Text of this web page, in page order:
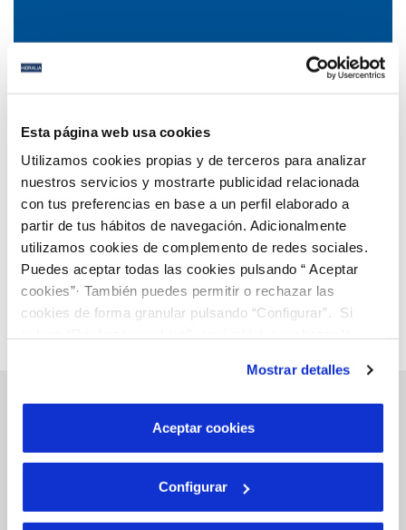
Esta página web usa cookies
Utilizamos cookies propias y de terceros para analizar
nuestros servicios y mostrarte publicidad relacionada
con tus preferencias en base a un perfil elaborado a
partir de tus hábitos de navegación. Adicionalmente
utilizamos cookies de complemento de redes sociales.
Puedes aceptar todas las cookies pulsando “ Aceptar
cookies”· También puedes permitir o rechazar las
cookies de forma granular pulsando “Configurar”. Si
son indispensables para que el sitio web funcione y que
por tanto no se pueden desactivar. Puedes consultar
más información en nuestraPolítica de Cookies
Mostrar detalles
Aceptar cookies
Configurar
Facturación tras el Estado de Alarma COVID-19
Página 79 de 112
Anterior Siguiente
Gestiones Online
FACTURAS, PAGOS Y CONSUMOS